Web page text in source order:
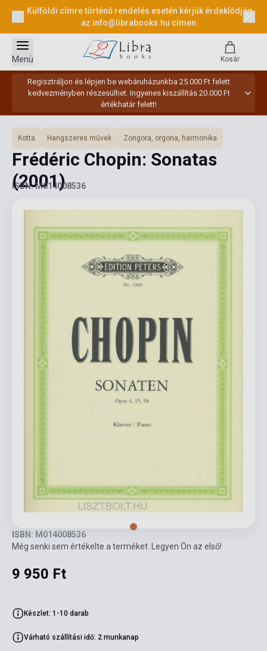
Külföldi címre történő rendelés esetén kérjük érdeklődjön
az info@librabooks.hu címen.
Regisztráljon és lépjen be webáruházunkba 25.000 Ft felett
kedvezményben részesülhet. Ingyenes kiszállítás 20.000 Ft
értékhatár felett!
Menü Kosár
Kotta Hangszeres művek Zongora, orgona, harmonika
Frédéric Chopin: Sonatas
(2001)
ISBN: M014008536
ISBN: M014008536
Még senki sem értékelte a terméket. Legyen Ön az első!
9 950 Ft
Készlet: 1-10 darab
Várható szállítási idő: 2 munkanap